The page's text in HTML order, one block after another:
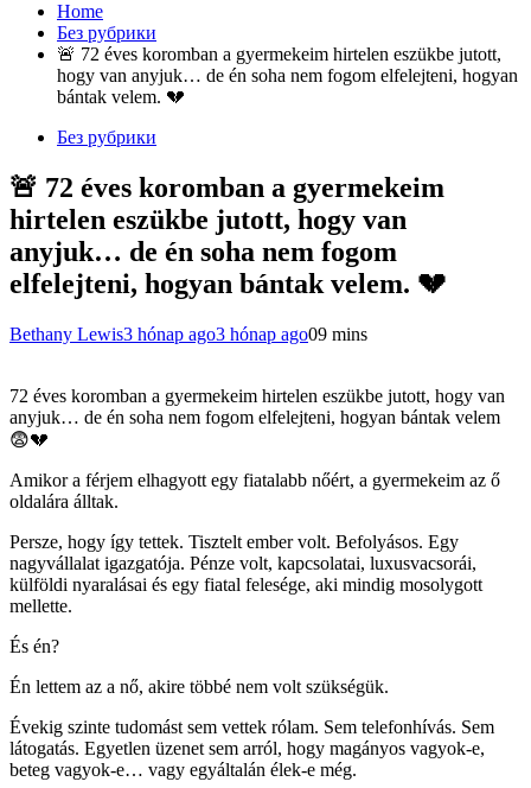
Home
Без рубрики
🚨 72 éves koromban a gyermekeim hirtelen eszükbe jutott,
hogy van anyjuk… de én soha nem fogom elfelejteni, hogyan
bántak velem. 💔
Без рубрики
🚨 72 éves koromban a gyermekeim
hirtelen eszükbe jutott, hogy van
anyjuk… de én soha nem fogom
elfelejteni, hogyan bántak velem. 💔
Bethany Lewis3 hónap ago3 hónap ago09 mins
72 éves koromban a gyermekeim hirtelen eszükbe jutott, hogy van
anyjuk… de én soha nem fogom elfelejteni, hogyan bántak velem
😨💔
Amikor a férjem elhagyott egy fiatalabb nőért, a gyermekeim az ő
oldalára álltak.
Persze, hogy így tettek. Tisztelt ember volt. Befolyásos. Egy
nagyvállalat igazgatója. Pénze volt, kapcsolatai, luxusvacsorái,
külföldi nyaralásai és egy fiatal felesége, aki mindig mosolygott
mellette.
És én?
Én lettem az a nő, akire többé nem volt szükségük.
Évekig szinte tudomást sem vettek rólam. Sem telefonhívás. Sem
látogatás. Egyetlen üzenet sem arról, hogy magányos vagyok-e,
beteg vagyok-e… vagy egyáltalán élek-e még.